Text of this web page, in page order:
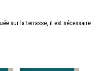
sur la terrasse, il est nécessaire